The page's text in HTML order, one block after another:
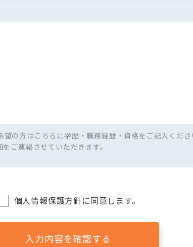
の方はこちらに学歴・職務経歴・資格をご記入くださ
をご連絡させていただきます。
個人情報保護方針に同意します。
入力内容を確認する